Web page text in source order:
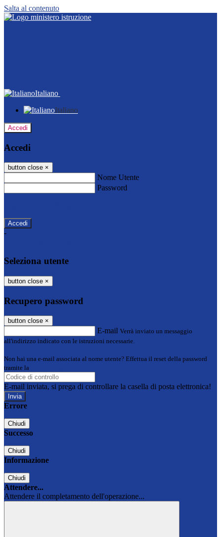
Salta al contenuto
Italiano
Italiano
Accedi
Accedi
button close ×
Nome Utente
Password
-
Seleziona utente
button close ×
Recupero password
button close ×
E-mail Verrà inviato un messaggio
all'indirizzo indicato con le istruzioni necessarie.
Non hai una e-mail associata al nome utente? Effettua il reset della password
tramite la
E-mail inviata, si prega di controllare la casella di posta elettronica!
Errore
Chiudi
Successo
Chiudi
Informazione
Chiudi
Attendere...
Attendere il completamento dell'operazione...